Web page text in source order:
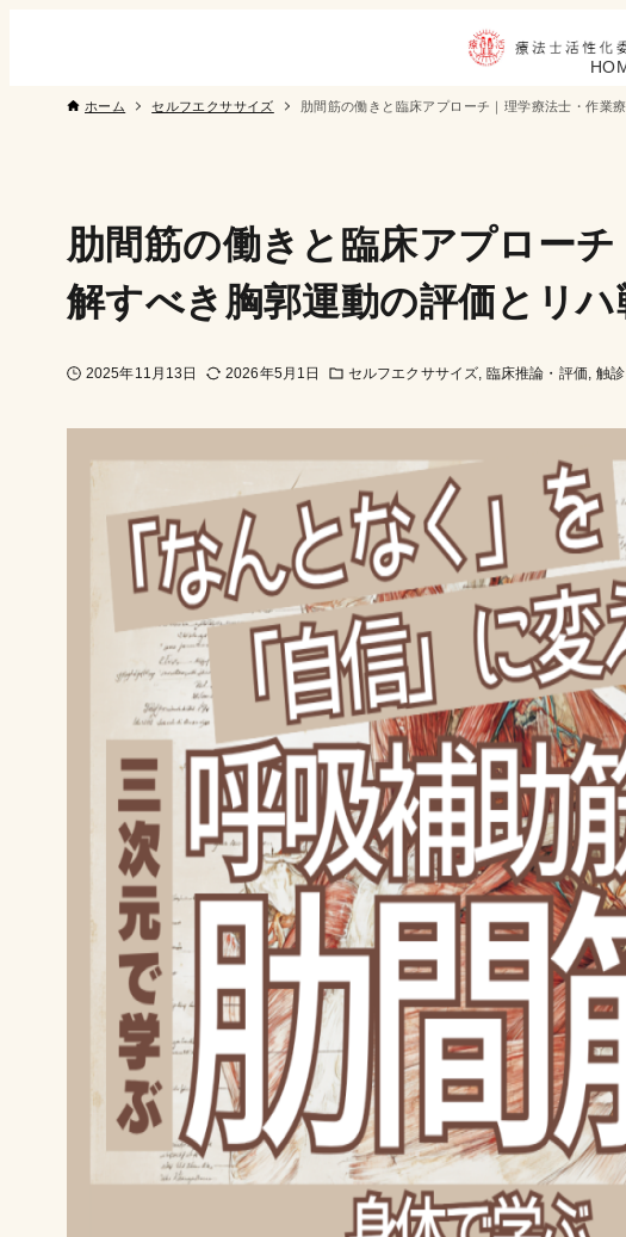
ホーム セルフエクササイズ 肋間筋の働きと臨床アプローチ｜理学療法士・作業
肋間筋の働きと臨床アプロー
解すべき胸郭運動の評価とリハ
2025年11月13日 2026年5月1日 セルフエクササイズ 臨床推論・評価 触